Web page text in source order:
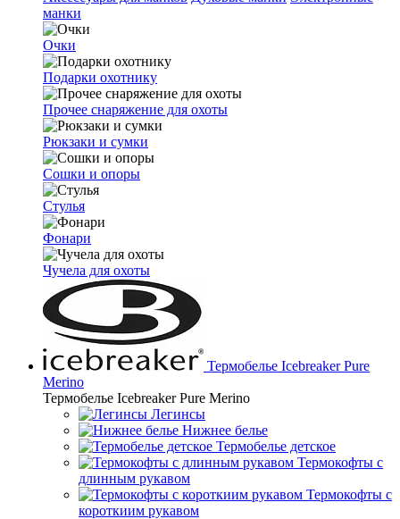
манки
Очки
Подарки охотнику
Прочее снаряжение для охоты
Рюкзаки и сумки
Сошки и опоры
Стулья
Фонари
Чучела для охоты
Термобелье Icebreaker Pure
Merino
Термобелье Icebreaker Pure Merino
Легинсы
Нижнее белье
Термобелье детское
Термокофты с
длинным рукавом
Термокофты с
короткиим рукавом